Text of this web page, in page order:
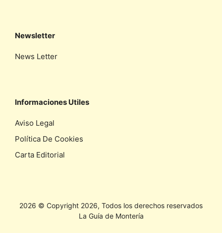
Newsletter
News Letter
Informaciones Utiles
Aviso Legal
Política De Cookies
Carta Editorial
2026 © Copyright 2026, Todos los derechos reservados
La Guía de Montería